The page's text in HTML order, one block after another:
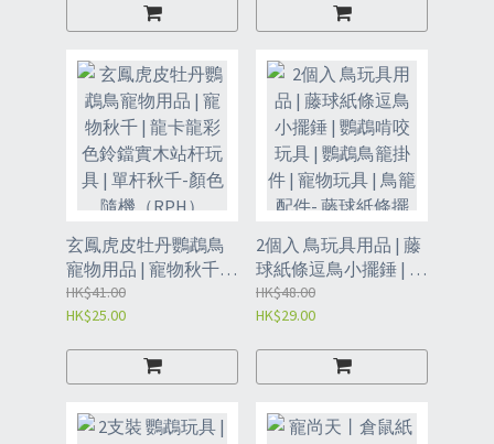
+陶瓷燈（8140）
玄鳳虎皮牡丹鸚鵡鳥
寵物用品 | 寵物秋千 |
龍卡龍彩色鈴鐺實木
站杆玩具 | 單杆秋千-
HK$41.00
HK$25.00
2個入 鳥玩具用品 | 藤
球紙條逗鳥小擺錘 | 鸚
鵡啃咬玩具 | 鸚鵡鳥籠
掛件 | 寵物玩具 | 鳥籠
（顏色隨機）
（RPG）
HK$48.00
HK$29.00